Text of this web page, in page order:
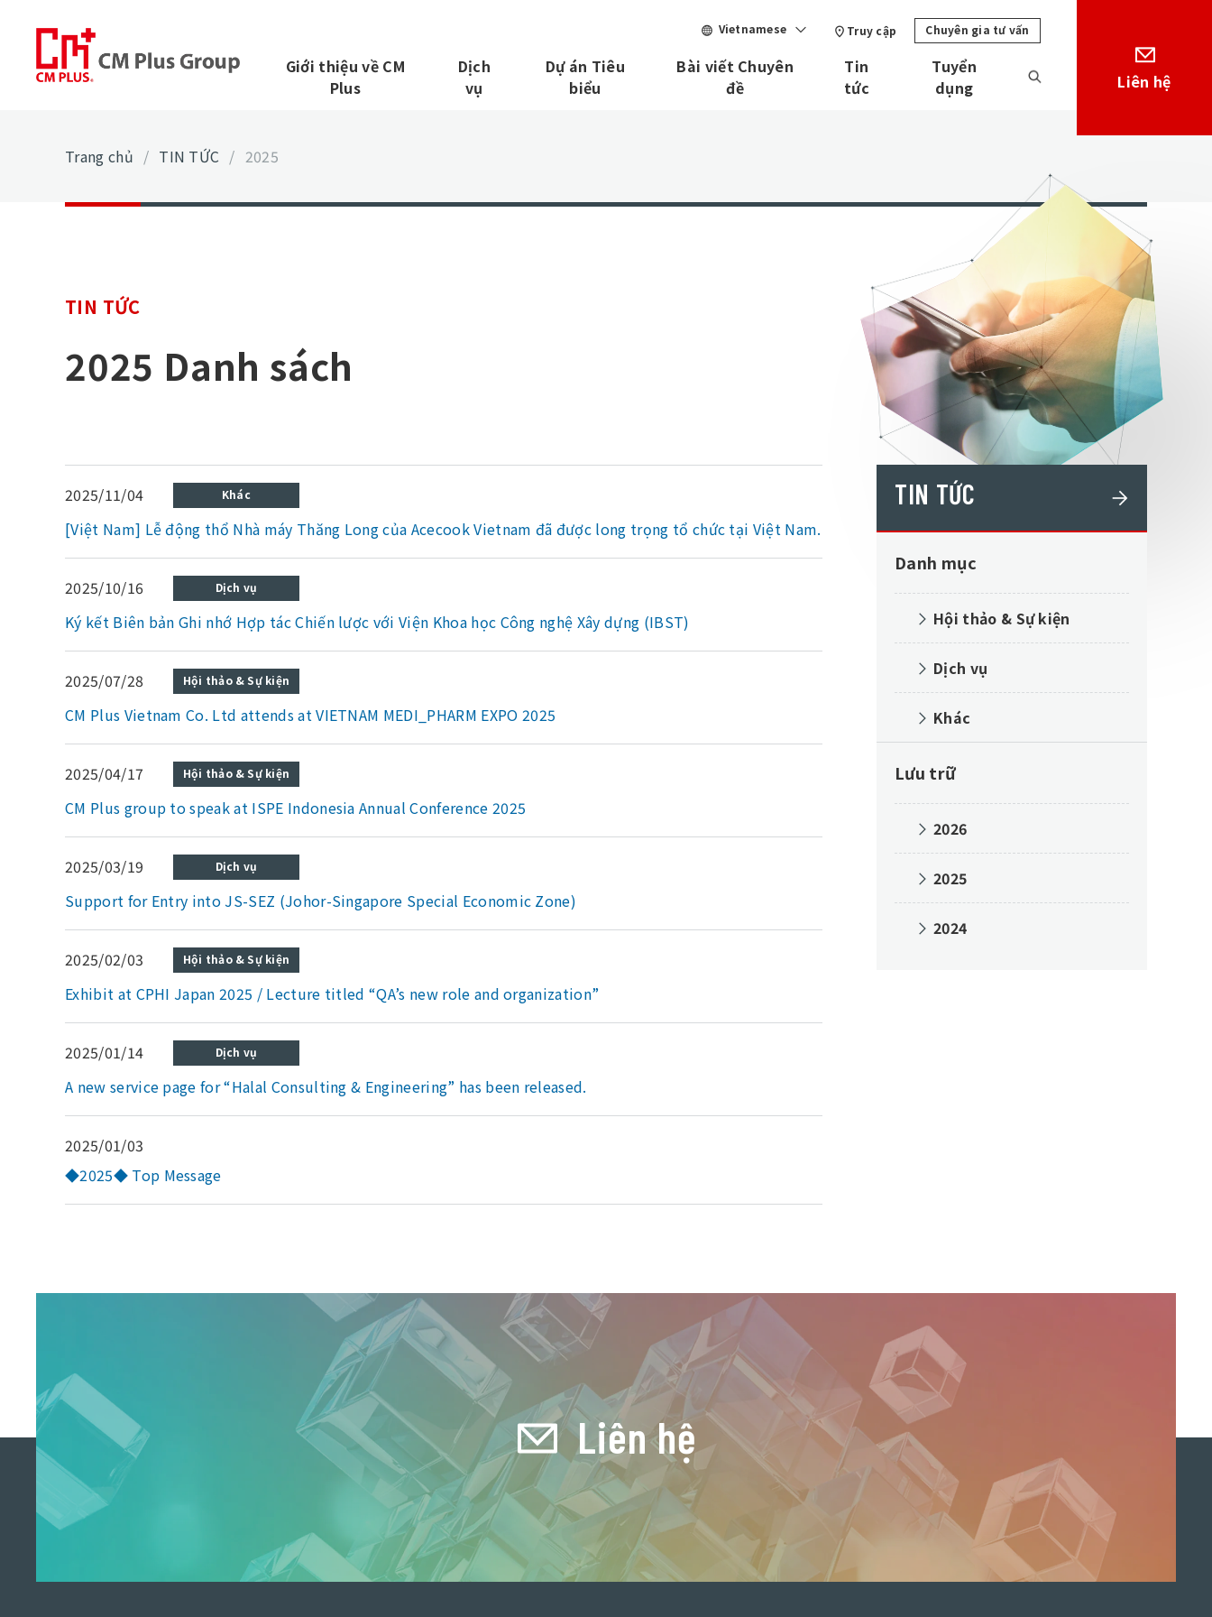
Vietnamese Truy cập Chuyên gia tư vấn
Giới thiệu về CM
Plus
Dịch
vụ
Dự án Tiêu
biểu
Bài viết Chuyên
đề
Tin
tức
Tuyển
dụng
Liên hệ
Trang chủ / TIN TỨC / 2025
TIN TỨC
2025 Danh sách
2025/11/04 Khác
[Việt Nam] Lễ động thổ Nhà máy Thăng Long của Acecook Vietnam đã được long trọng tổ chức tại Việt Nam.
2025/10/16 Dịch vụ
Ký kết Biên bản Ghi nhớ Hợp tác Chiến lược với Viện Khoa học Công nghệ Xây dựng (IBST)
2025/07/28 Hội thảo & Sự kiện
CM Plus Vietnam Co. Ltd attends at VIETNAM MEDI_PHARM EXPO 2025
2025/04/17 Hội thảo & Sự kiện
CM Plus group to speak at ISPE Indonesia Annual Conference 2025
2025/03/19 Dịch vụ
Support for Entry into JS-SEZ (Johor-Singapore Special Economic Zone)
2025/02/03 Hội thảo & Sự kiện
Exhibit at CPHI Japan 2025 / Lecture titled “QA’s new role and organization”
2025/01/14 Dịch vụ
A new service page for “Halal Consulting & Engineering” has been released.
2025/01/03
◆2025◆ Top Message
TIN TỨC
Danh mục
Hội thảo & Sự kiện
Dịch vụ
Khác
Lưu trữ
2026
2025
2024
Liên hệ